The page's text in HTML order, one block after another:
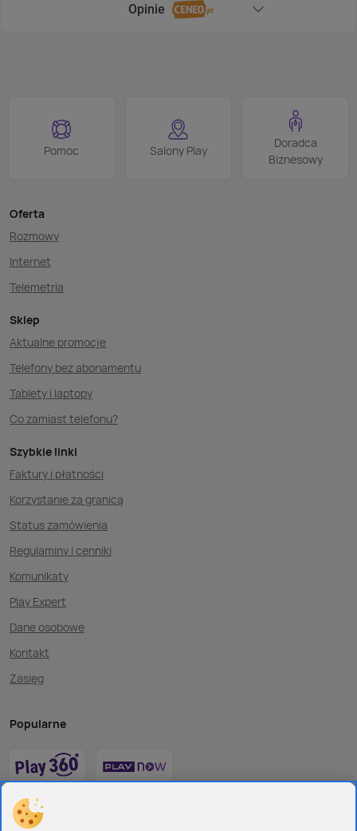
Opinie
Rozwiń sekcję Opinie
Pomoc Salony Play
Doradca
Biznesowy
Oferta
Rozmowy
Internet
Telemetria
Sklep
Aktualne promocje
Telefony bez abonamentu
Tablety i laptopy
Co zamiast telefonu?
Szybkie linki
Faktury i płatności
Korzystanie za granicą
Status zamówienia
Regulaminy i cenniki
Komunikaty
Play Expert
Dane osobowe
Kontakt
Zasięg
Popularne